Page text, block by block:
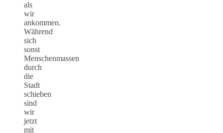
als
wir
ankommen.
Während
sich
sonst
Menschenmassen
durch
die
Stadt
schieben
sind
wir
jetzt
mit